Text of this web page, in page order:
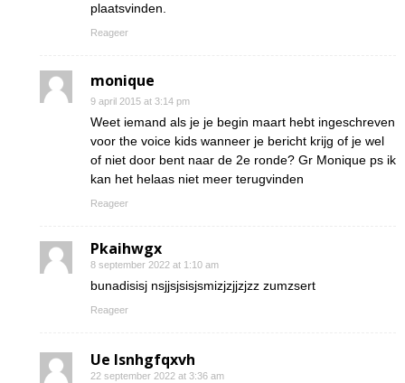
plaatsvinden.
Reageer
monique
9 april 2015 at 3:14 pm
Weet iemand als je je begin maart hebt ingeschreven
voor the voice kids wanneer je bericht krijg of je wel
of niet door bent naar de 2e ronde? Gr Monique ps ik
kan het helaas niet meer terugvinden
Reageer
Pkaihwgx
8 september 2022 at 1:10 am
bunadisisj nsjjsjsisjsmizjzjjzjzz zumzsert
Reageer
Ue lsnhgfqxvh
22 september 2022 at 3:36 am